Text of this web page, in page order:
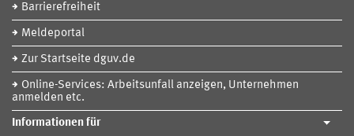
Barrierefreiheit
Meldeportal
Zur Startseite dguv.de
Online-Services: Arbeitsunfall anzeigen, Unternehmen
anmelden etc.
Informationen für